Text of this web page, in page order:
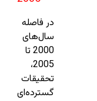
در فاصله
سال‌های
2000 تا
2005،
تحقیقات
گسترده‌ای